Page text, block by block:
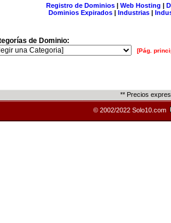
Registro de Dominios| Web Hosting |
Dominios Expirados | Industrias |
de Dominio:
[Pág.
** Precios
© 2002/2022 Solo10.com